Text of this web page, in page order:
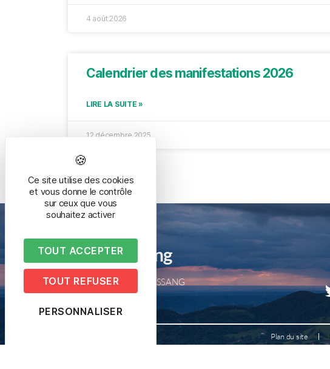
4 août 2026
Calendrier des manifestations 2026
LIRE LA SUITE »
12 décembre 2025
Mairie de Bussang
2 place de la mairie – 88540 BUSSANG
Tél. 03 29 61 50 05
Plan du site
Ce site utilise des cookies
et vous donne le contrôle
sur ceux que vous
souhaitez activer
TOUT ACCEPTER
TOUT REFUSER
PERSONNALISER